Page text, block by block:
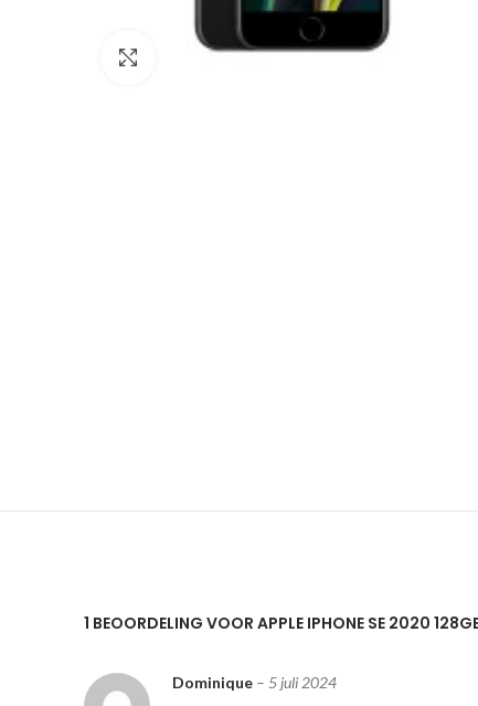
Click to enlarge
1 BEOORDELING VOOR APPLE IPHONE SE 2020
Dominique – 5 juli 2024